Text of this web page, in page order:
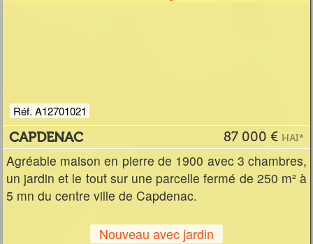
Réf. A12701021
CAPDENAC 87 000 € HAI*
Agréable maison en pierre de 1900 avec 3 chambres,
un jardin et le tout sur une parcelle fermé de 250 m² à
5 mn du centre ville de Capdenac.
Nouveau avec jardin